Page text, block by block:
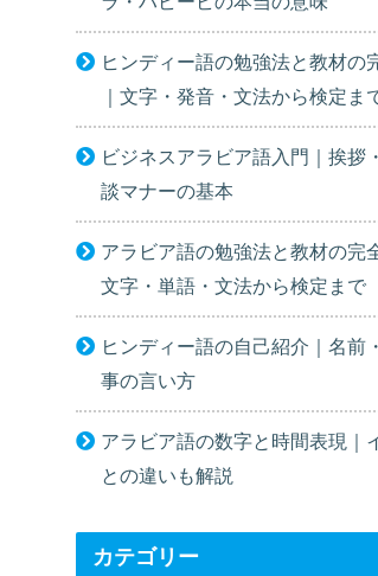
ヒンディー語の勉強法と教材の
｜文字・発音・文法から検定ま
ビジネスアラビア語入門｜挨拶
談マナーの基本
アラビア語の勉強法と教材の完
文字・単語・文法から検定まで
ヒンディー語の自己紹介｜名前
事の言い方
アラビア語の数字と時間表現｜
との違いも解説
カテゴリー